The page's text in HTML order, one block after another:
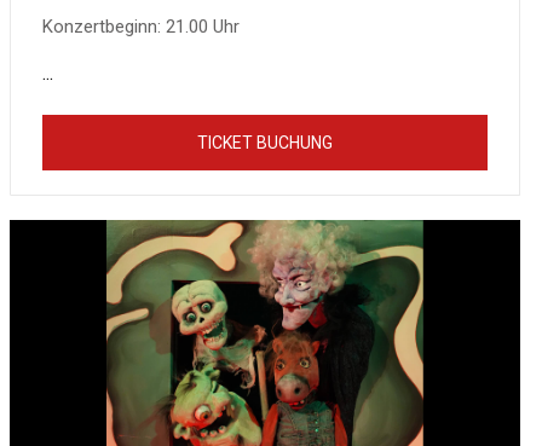
Konzertbeginn: 21.00 Uhr
...
TICKET BUCHUNG